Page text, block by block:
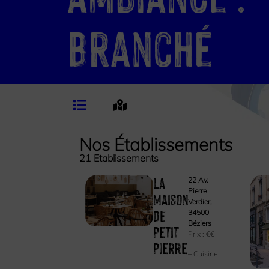
Branché
Nos Établissements
21 Etablissements
La
Maison
de
Petit
Pierre
22 Av.
Pierre
Verdier,
34500
Béziers
Prix :€€
– Cuisine :